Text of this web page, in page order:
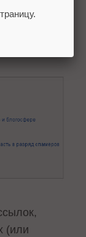
(или